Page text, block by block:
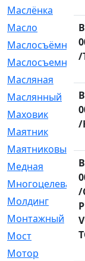
Маслёнка
Масло
Маслосъёмные
Маслосъемные
Масляная
Маслянный
Маховик
Маятник
Маятниковый
Медная
Многоцелевая
Молдинг
Монтажный
Мост
Мотор
/
/
/